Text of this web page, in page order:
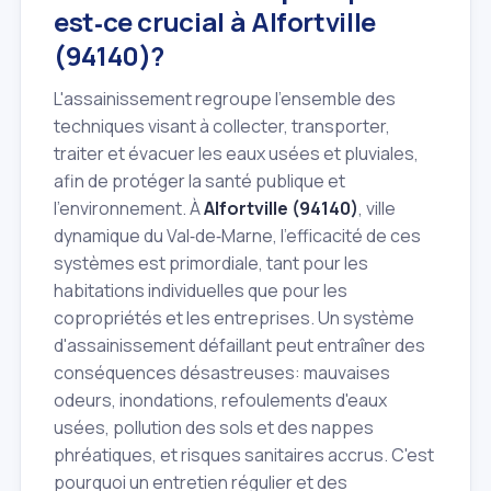
est‑ce crucial à Alfortville
(94140)?
L'assainissement regroupe l'ensemble des
techniques visant à collecter, transporter,
traiter et évacuer les eaux usées et pluviales,
afin de protéger la santé publique et
l'environnement. ÀAlfortville (94140), ville
dynamique du Val‑de‑Marne, l'efficacité de ces
systèmes est primordiale, tant pour les
habitations individuelles que pour les
copropriétés et les entreprises. Un système
d'assainissement défaillant peut entraîner des
conséquences désastreuses: mauvaises
odeurs, inondations, refoulements d'eaux
usées, pollution des sols et des nappes
phréatiques, et risques sanitaires accrus. C'est
pourquoi un entretien régulier et des